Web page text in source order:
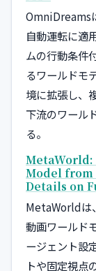
OmniDreams
自動運転に適
ムの行動条件
るワールドモ
境に拡張し、
下流のワール
る。
Model from
Details on
MetaWorldは
動画ワールド
ージェント設
トや固定視点